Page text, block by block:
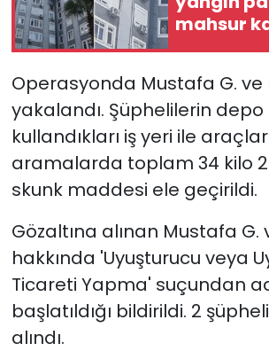
mahsur
Operasyonda Mustafa G. ve
yakalandı. Şüphelilerin
kullandıkları iş yeri ile
aramalarda toplam 34 kilo
skunk maddesi ele geçirildi.
Gözaltına alınan Mustafa G.
hakkında 'Uyuşturucu veya
Ticareti Yapma' suçundan
başlatıldığı bildirildi. 2
alındı.